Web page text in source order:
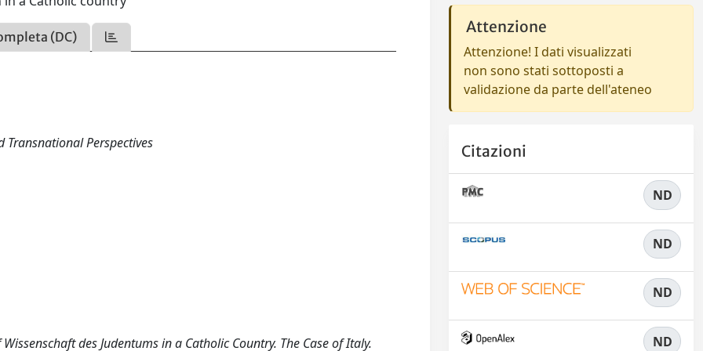
(DC)
Transnational Perspectives
des Judentums in a Catholic Country. The Case of Italy.
Attenzione
Attenzione! I dati visualizzati
non sono stati sottoposti a
validazione da parte dell'ateneo
Citazioni
ND
ND
ND
ND